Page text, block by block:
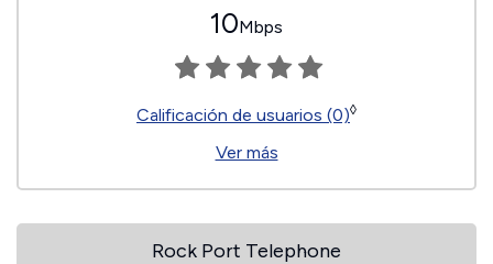
10Mbps
Calificación de usuarios (0)◊
Ver más
Rock Port Telephone